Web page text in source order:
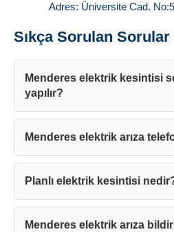
Adres: Üniversite Cad.
Sıkça Sorulan Sorular
Menderes elektrik kesintisi
yapılır?
Menderes elektrik arıza
Planlı elektrik kesintisi
Menderes elektrik arıza